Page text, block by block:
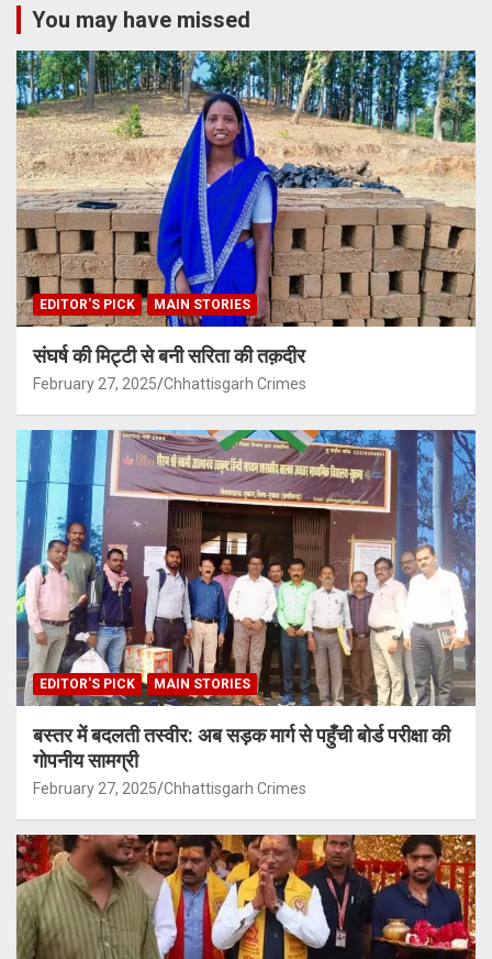
You may have missed
EDITOR'S PICK MAIN STORIES
संघर्ष की मिट्टी से बनी सरिता की तक़दीर
February 27, 2025 Chhattisgarh Crimes
EDITOR'S PICK MAIN STORIES
बस्तर में बदलती तस्वीर: अब सड़क मार्ग से पहुँची बोर्ड परीक्षा की
गोपनीय सामग्री
February 27, 2025 Chhattisgarh Crimes